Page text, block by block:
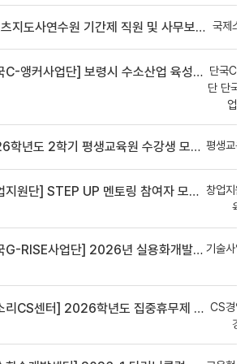
지도사연수원 기간제 직원 및 사무보조원 채용 공고 국제스
커사업단] 보령시 수소산업 육성을 위한 기업 지원사업 모집공고
단국C-
단 단국
업
년도 2학기 평생교육원 수강생 모집안내 평생교육
원단] STEP UP 멘토링 참여자 모집(~7월 29일)
창업지원
육
사업단] 2026년 실용화개발 지원(Grant) 과제 공고_~8/14(금)까지
기술사업
터] 2026학년도 집중휴무제 안내 (EMS 및 이메일 발송 접수기한 : 7/24(금) 오후 12시까지)
CS경영
경